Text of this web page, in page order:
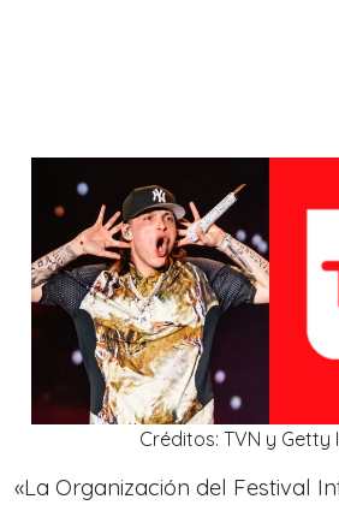
Créditos: TVN y Getty
«La Organización del Festival